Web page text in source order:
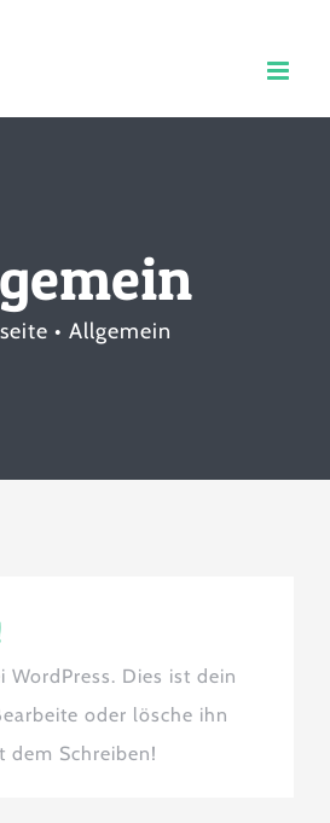
Allgemein
WordPress. Dies ist dein
oder lösche ihn
dem Schreiben!